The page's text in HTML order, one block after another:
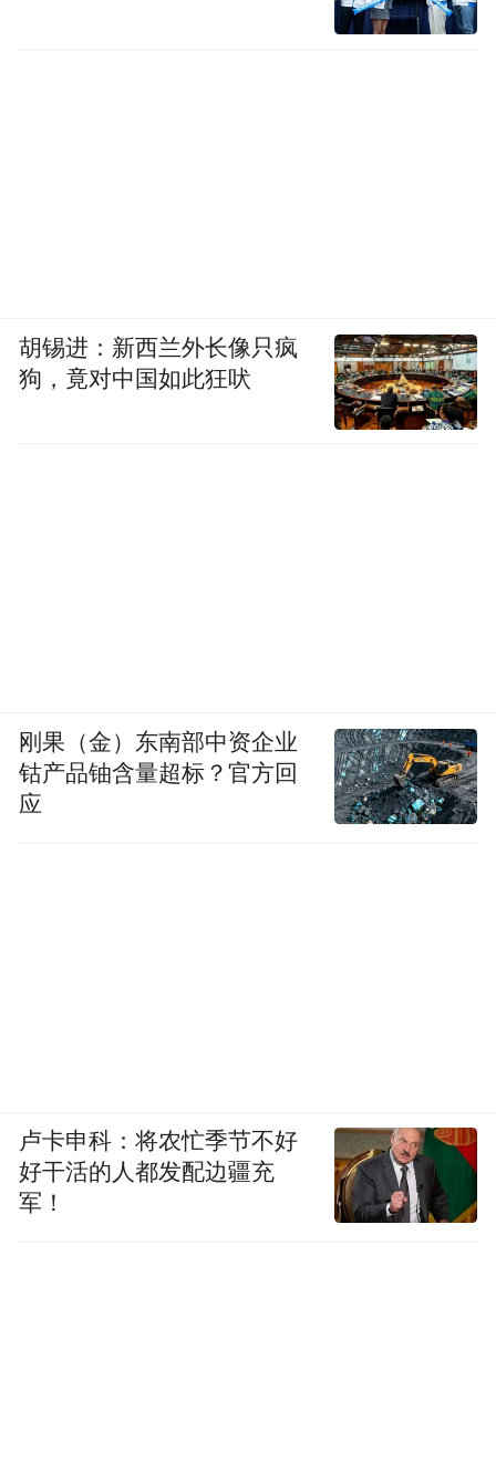
胡锡进：新西兰外长像只疯
狗，竟对中国如此狂吠
刚果（金）东南部中资企业
钴产品铀含量超标？官方回
应
卢卡申科：将农忙季节不好
好干活的人都发配边疆充
军！